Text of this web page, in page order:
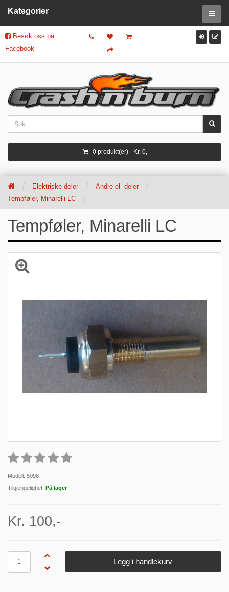
Besøk oss på
Facebook
0 produkt(er) - Kr. 0,-
Kategorier
Elektriske deler
Andre el- deler
Tempføler, Minarelli LC
Tempføler, Minarelli LC
Modell: 5098
Tilgjengelighet: På lager
Kr. 100,-
Legg i handlekurv